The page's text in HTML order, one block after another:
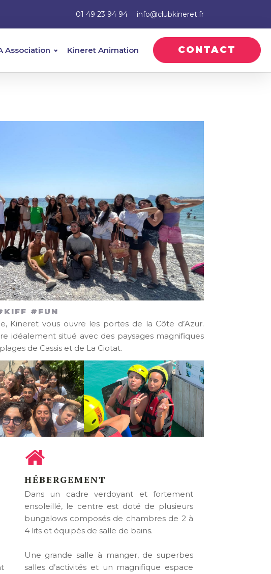
01 49 23 94 94 info@clubkineret.fr
Association Kineret Animation CONTACT
#FUN
Kineret vous ouvre les portes de la Côte d’Azur.
idéalement situé avec des paysages magnifiques
de Cassis et de La Ciotat.
HÉBERGEMENT
Dans un cadre verdoyant et fortement
ensoleillé, le centre est doté de plusieurs
bungalows composés de chambres de 2 à
4 lits et équipés de salle de bains.
Une grande salle à manger, de superbes
salles d’activités et un magnifique espace